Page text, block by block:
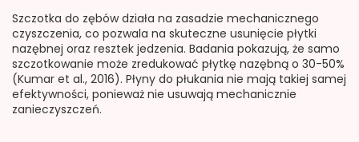
Szczotka do zębów działa na zasadzie mechanicznego
czyszczenia, co pozwala na skuteczne usunięcie płytki
nazębnej oraz resztek jedzenia. Badania pokazują, że samo
szczotkowanie może zredukować płytkę nazębną o 30-50%
(Kumar et al., 2016). Płyny do płukania nie mają takiej samej
efektywności, ponieważ nie usuwają mechanicznie
zanieczyszczeń.